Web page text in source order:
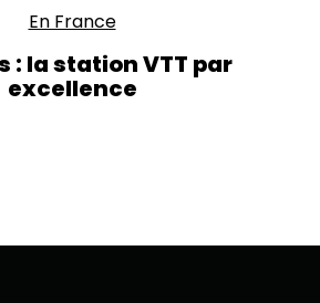
En France
: la station VTT par
excellence